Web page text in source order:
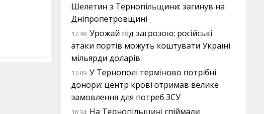
Шелетин з Тернопільщини: загинув на
Дніпропетровщині
17:48 Урожай під загрозою: російські
атаки портів можуть коштувати Україні
мільярди доларів
17:09 У Тернополі терміново потрібні
донори: центр крові отримав велике
замовлення для потреб ЗСУ
16:34 На Тернопільщині спіймали